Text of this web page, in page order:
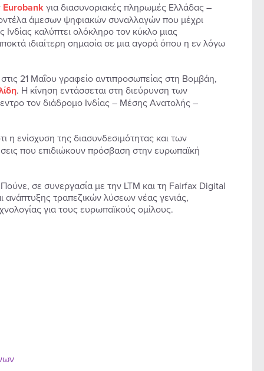
Eurobankγια διασυνοριακές πληρωμές Ελλάδας –
άμεσων ψηφιακών συναλλαγών που μέχρι
καλύπτει ολόκληρο τον κύκλο μιας
ιδιαίτερη σημασία σε μια αγορά όπου η εν λόγω
21 Μαΐου γραφείο αντιπροσωπείας στη Βομβάη,
. Η κίνηση εντάσσεται στη διεύρυνση των
τον διάδρομο Ινδίας – Μέσης Ανατολής –
η ενίσχυση της διασυνδεσιμότητας και των
που επιδιώκουν πρόσβαση στην ευρωπαϊκή
σε συνεργασία με την LTM και τη Fairfax Digital
τραπεζικών λύσεων νέας γενιάς,
για τους ευρωπαϊκούς ομίλους.